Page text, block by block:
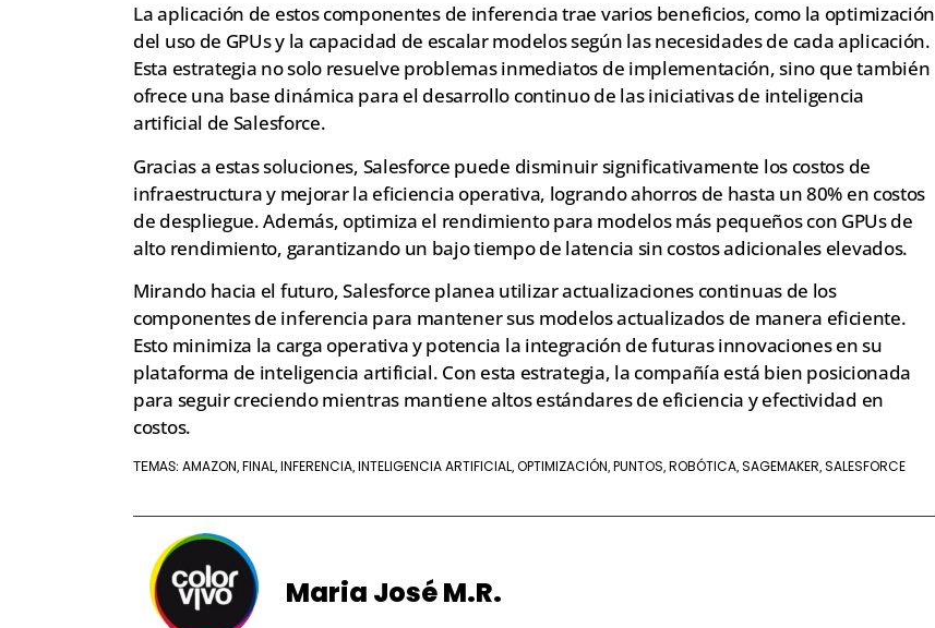
La aplicación de estos componentes de inferencia trae varios beneficios, como la optimización
del uso de GPUs y la capacidad de escalar modelos según las necesidades de cada aplicación.
Esta estrategia no solo resuelve problemas inmediatos de implementación, sino que también
ofrece una base dinámica para el desarrollo continuo de las iniciativas de inteligencia
artificial de Salesforce.
Gracias a estas soluciones, Salesforce puede disminuir significativamente los costos de
infraestructura y mejorar la eficiencia operativa, logrando ahorros de hasta un 80% en costos
de despliegue. Además, optimiza el rendimiento para modelos más pequeños con GPUs de
alto rendimiento, garantizando un bajo tiempo de latencia sin costos adicionales elevados.
Mirando hacia el futuro, Salesforce planea utilizar actualizaciones continuas de los
componentes de inferencia para mantener sus modelos actualizados de manera eficiente.
Esto minimiza la carga operativa y potencia la integración de futuras innovaciones en su
plataforma de inteligencia artificial. Con esta estrategia, la compañía está bien posicionada
para seguir creciendo mientras mantiene altos estándares de eficiencia y efectividad en
costos.
TEMAS: AMAZON FINAL INFERENCIA INTELIGENCIA ARTIFICIAL OPTIMIZACIÓN PUNTOS ROBÓTICA SAGEMAKER SALESFORCE
Maria José M.R.